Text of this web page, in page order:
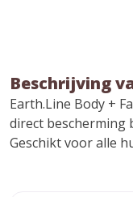
Beschrijving
Earth.Line Body +
direct bescherming
Geschikt voor alle